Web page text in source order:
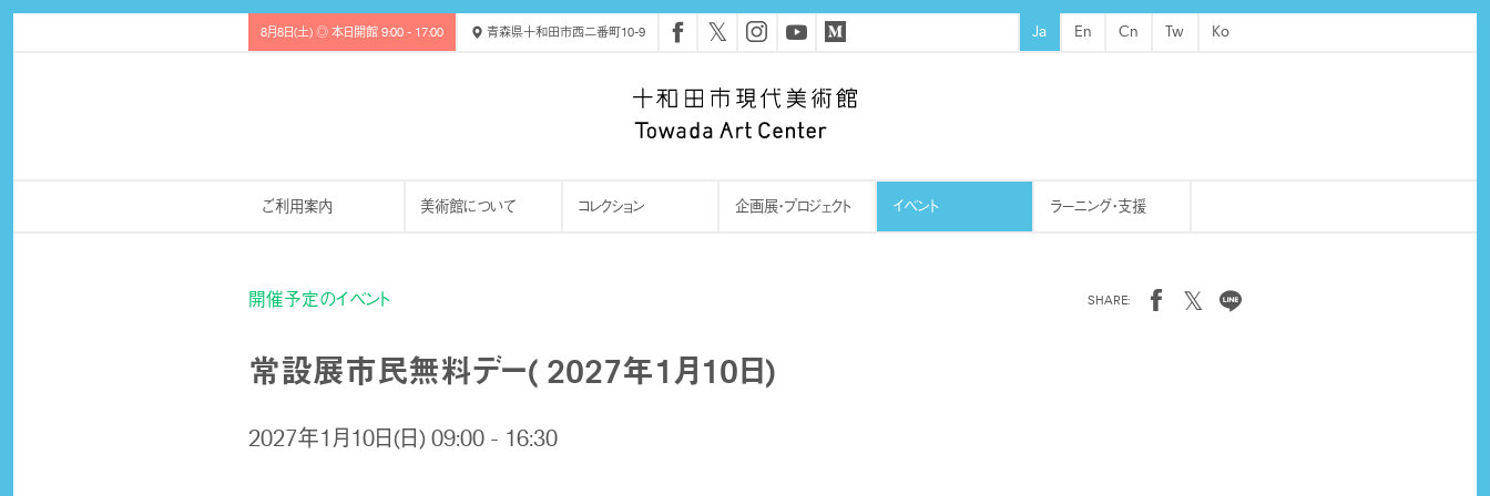
8月8日(土) ◎ 本日開館 9:00 - 17:00 青森県十和田市西二番町10-9 𝕏 Ja En Cn Tw Ko
ご利用案内 美術館について コレクション 企画展・プロジェクト イベント ラーニング・支援
開催予定のイベント 𝕏
常設展市民無料デー( 2027年1月10日)
2027年1月10日(日) 09:00 - 16:30